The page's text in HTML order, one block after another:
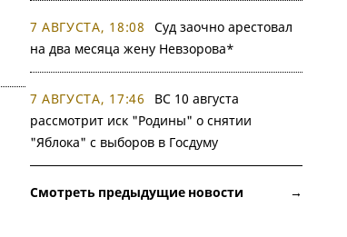
7 АВГУСТА, 18:08
Суд заочно арестовал
на два месяца жену Невзорова*
7 АВГУСТА, 17:46
ВС 10 августа
рассмотрит иск "Родины" о снятии
"Яблока" с выборов в Госдуму
Смотреть предыдущие новости →